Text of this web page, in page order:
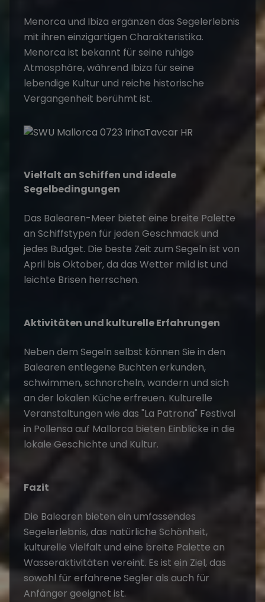
Menorca und Ibiza ergänzen das Segelerlebnis
mit ihren einzigartigen Charakteristika.
Menorca ist bekannt für seine ruhige
Atmosphäre, während Ibiza für seine
lebendige Kultur und reiche historische
Vergangenheit berühmt ist.
Vielfalt an Schiffen und ideale
Segelbedingungen
Das Balearen-Meer bietet eine breite Palette
an Schiffstypen für jeden Geschmack und
jedes Budget. Die beste Zeit zum Segeln ist von
April bis Oktober, da das Wetter mild ist und
leichte Brisen herrschen.
Aktivitäten und kulturelle Erfahrungen
Neben dem Segeln selbst können Sie in den
Balearen entlegene Buchten erkunden,
schwimmen, schnorcheln, wandern und sich
an der lokalen Küche erfreuen. Kulturelle
Veranstaltungen wie das "La Patrona" Festival
in Pollensa auf Mallorca bieten Einblicke in die
lokale Geschichte und Kultur.
Fazit
Die Balearen bieten ein umfassendes
Segelerlebnis, das natürliche Schönheit,
kulturelle Vielfalt und eine breite Palette an
Wasseraktivitäten vereint. Es ist ein Ziel, das
sowohl für erfahrene Segler als auch für
Anfänger geeignet ist.